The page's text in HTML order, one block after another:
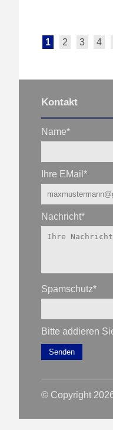
1 2 3 4
Kontakt
Name*
Ihre EMail*
Nachricht*
Spamschutz*
Bitte addieren
Senden
© Copyright